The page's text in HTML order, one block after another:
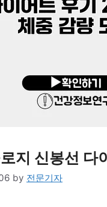
지 신봉선 다
by 전문기자